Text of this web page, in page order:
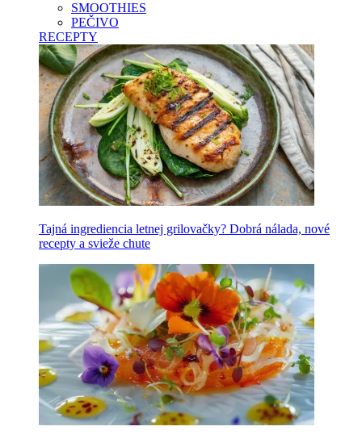
SMOOTHIES
PEČIVO
RECEPTY
Tajná ingrediencia letnej grilovačky? Dobrá nálada, nové
recepty a svieže chute